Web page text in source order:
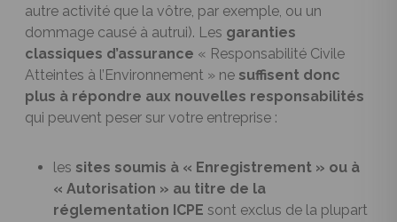
autre activité que la vôtre, par exemple, ou un
dommage causé à autrui). Les garanties
classiques d’assurance « Responsabilité Civile
Atteintes à l’Environnement » ne suffisent donc
plus à répondre aux nouvelles responsabilités
qui peuvent peser sur votre entreprise :
les sites soumis à « Enregistrement » ou à
« Autorisation » au titre de la
réglementation ICPE sont exclus de la plupart